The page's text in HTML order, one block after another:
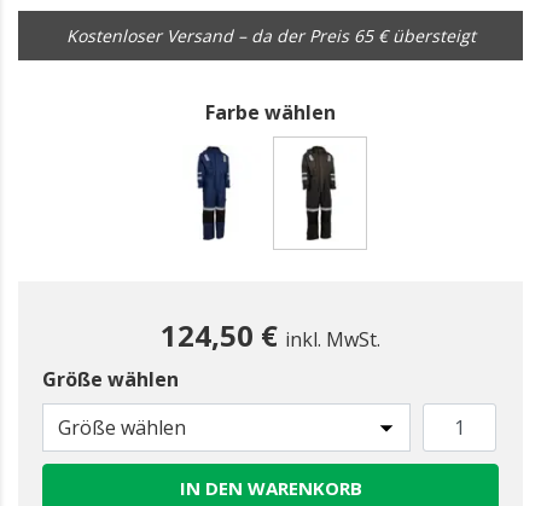
Kostenloser Versand – da der Preis 65 € übersteigt
Farbe wählen
124,50 € inkl. MwSt.
Größe wählen
Größe wählen
IN DEN WARENKORB